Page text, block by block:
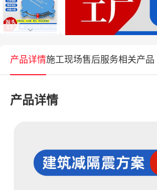
产品详情施工现场售后服务相关产品
产品详情